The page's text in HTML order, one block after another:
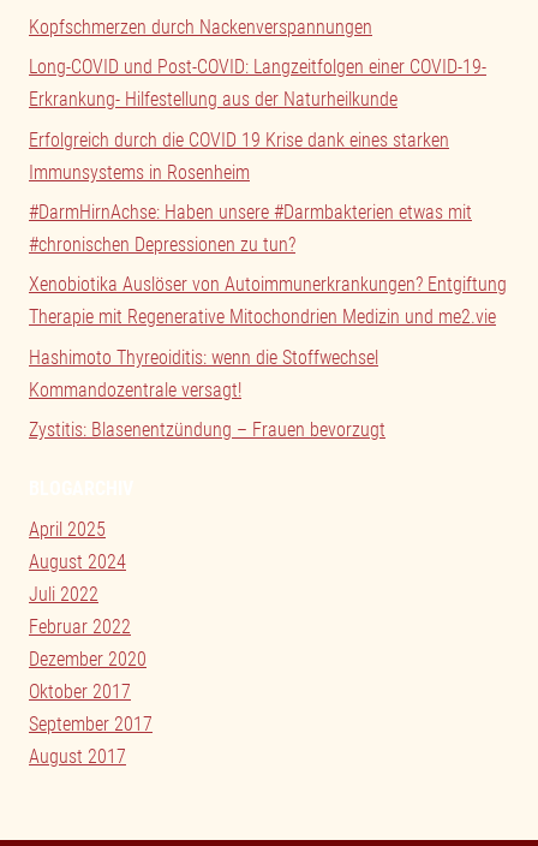
Kopfschmerzen durch Nackenverspannungen
Long-COVID und Post-COVID: Langzeitfolgen einer COVID-19-
Erkrankung- Hilfestellung aus der Naturheilkunde
Erfolgreich durch die COVID 19 Krise dank eines starken
Immunsystems in Rosenheim
#DarmHirnAchse: Haben unsere #Darmbakterien etwas mit
#chronischen Depressionen zu tun?
Xenobiotika Auslöser von Autoimmunerkrankungen? Entgiftung
Therapie mit Regenerative Mitochondrien Medizin und me2.vie
Hashimoto Thyreoiditis: wenn die Stoffwechsel
Kommandozentrale versagt!
Zystitis: Blasenentzündung – Frauen bevorzugt
April 2025
August 2024
Juli 2022
Februar 2022
Dezember 2020
Oktober 2017
September 2017
August 2017